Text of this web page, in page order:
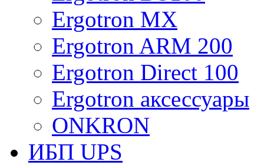
Ergotron MX
Ergotron ARM 200
Ergotron Direct 100
Ergotron аксессуары
ONKRON
ИБП UPS